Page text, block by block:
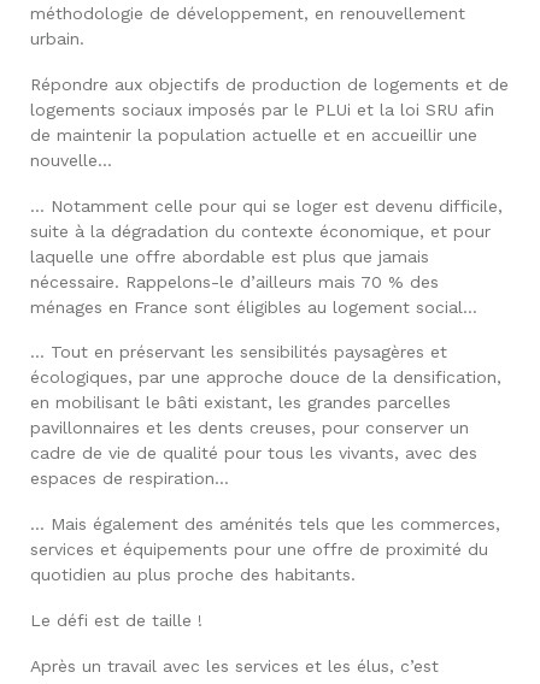
méthodologie de développement, en renouvellement
urbain.
Répondre aux objectifs de production de logements et de
logements sociaux imposés par le PLUi et la loi SRU afin
de maintenir la population actuelle et en accueillir une
nouvelle…
… Notamment celle pour qui se loger est devenu difficile,
suite à la dégradation du contexte économique, et pour
laquelle une offre abordable est plus que jamais
nécessaire. Rappelons-le d’ailleurs mais 70 % des
ménages en France sont éligibles au logement social…
… Tout en préservant les sensibilités paysagères et
écologiques, par une approche douce de la densification,
en mobilisant le bâti existant, les grandes parcelles
pavillonnaires et les dents creuses, pour conserver un
cadre de vie de qualité pour tous les vivants, avec des
espaces de respiration…
… Mais également des aménités tels que les commerces,
services et équipements pour une offre de proximité du
quotidien au plus proche des habitants.
Le défi est de taille !
Après un travail avec les services et les élus, c’est